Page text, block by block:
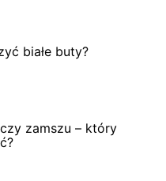
białe buty?
zamszu – który